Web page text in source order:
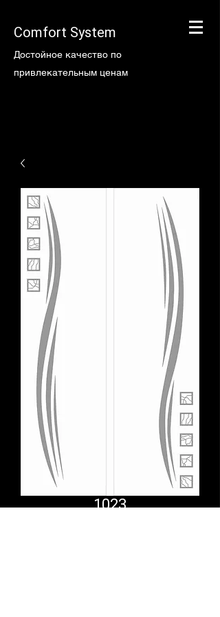
Comfort System
Достойное качество по
привлекательным ценам
1023